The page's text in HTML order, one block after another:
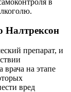
Налтрексон
препарат, и
на этапе
вред